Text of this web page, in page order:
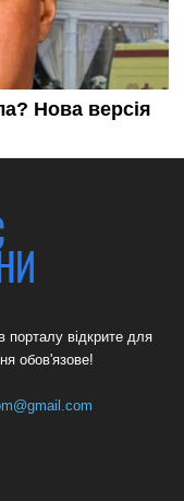
порталу відкрите для
обов'язове!